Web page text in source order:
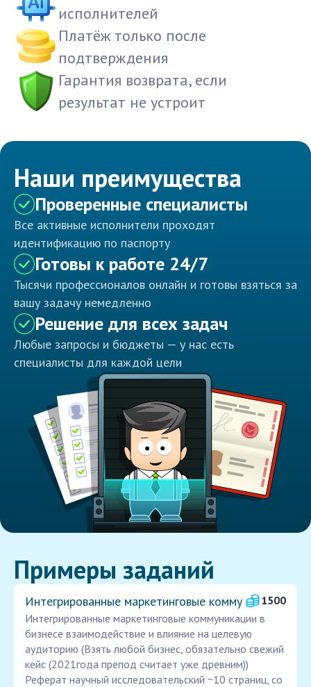
исполнителей
Платёж только после
подтверждения
Гарантия возврата, если
результат не устроит
Наши преимущества
Проверенные специалисты
Все активные исполнители проходят
идентификацию по паспорту
Готовы к работе 24/7
Тысячи профессионалов онлайн и готовы взяться за
вашу задачу немедленно
Решение для всех задач
Любые запросы и бюджеты — у нас есть
специалисты для каждой цели
Примеры заданий
Интегрированные маркетинговые комму
1500
Интегрированные маркетинговые коммуникации в
бизнесе взаимодействие и влияние на целевую
аудиторию (Взять любой бизнес, обязательно свежий
кейс (2021года препод считает уже древним))
Реферат научный исследовательский ~10 страниц, со